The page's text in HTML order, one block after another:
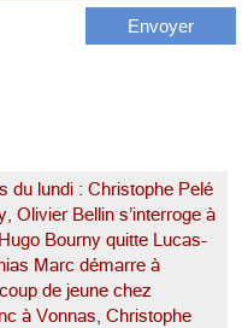
du lundi : Christophe Pelé
Olivier Bellin s’interroge à
Bourny quitte Lucas-
Marc démarre à
de jeune chez
à Vonnas, Christophe